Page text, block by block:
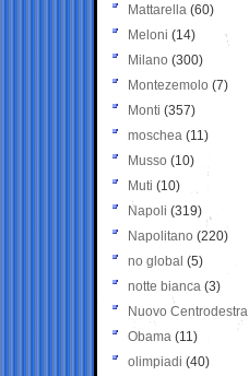
Mattarella (60)
Meloni (14)
Milano (300)
Montezemolo (7)
Monti (357)
moschea (11)
Musso (10)
Muti (10)
Napoli (319)
Napolitano (220)
no global (5)
notte bianca (3)
Nuovo Centrodestra
Obama (11)
olimpiadi (40)